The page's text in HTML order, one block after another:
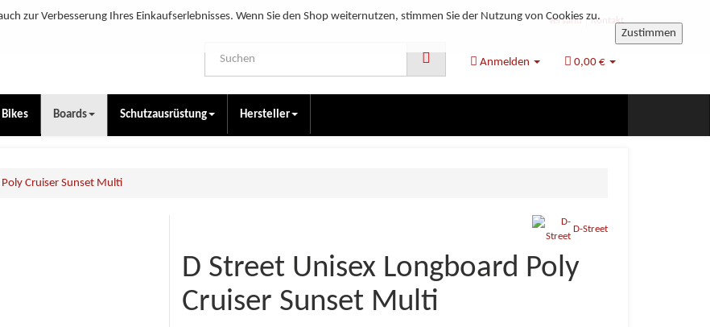
Versand Kontakt
Anmelden 0,00 €
Boards Schutzausrüstung Hersteller
Cruiser Sunset Multi
D-Street
D Street Unisex Longboard Poly
Cruiser Sunset Multi
zur Verbesserung Ihres Einkaufserlebnisses. Wenn Sie den Shop weiternutzen, stimmen Sie der Nutzung von Cookies zu.
Zustimmen